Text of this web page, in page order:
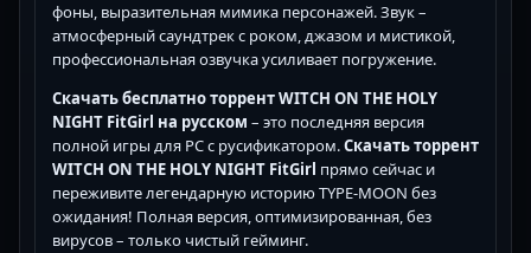
фоны, выразительная мимика персонажей. Звук –
атмосферный саундтрек с роком, джазом и мистикой,
профессиональная озвучка усиливает погружение.
Скачать бесплатно торрент WITCH ON THE HOLY
NIGHT FitGirl на русском – это последняя версия
полной игры для PC с русификатором.Скачать торрент
WITCH ON THE HOLY NIGHT FitGirl прямо сейчас и
переживите легендарную историю TYPE-MOON без
ожидания! Полная версия, оптимизированная, без
вирусов – только чистый гейминг.